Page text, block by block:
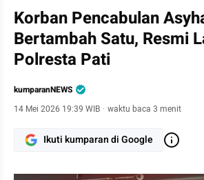
Korban Pencabulan
Bertambah Satu, Resmi
Polresta Pati
kumparanNEWS
14 Mei 2026 19:39 WIB · waktu baca 3 menit
Ikuti kumparan di Google